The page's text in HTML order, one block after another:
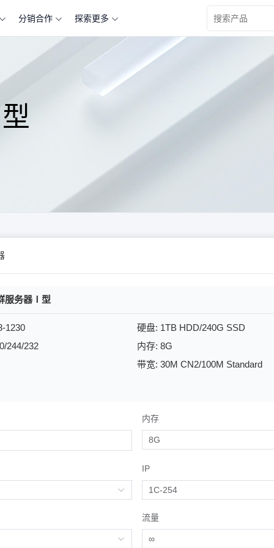
分销合作 探索更多
查看更多关于 “” 的产品信息
服务器Ⅰ型
1230
硬盘: 1TB HDD/240G SSD
244/232
内存: 8G
带宽: 30M CN2/100M Standard
内存
IP
流量